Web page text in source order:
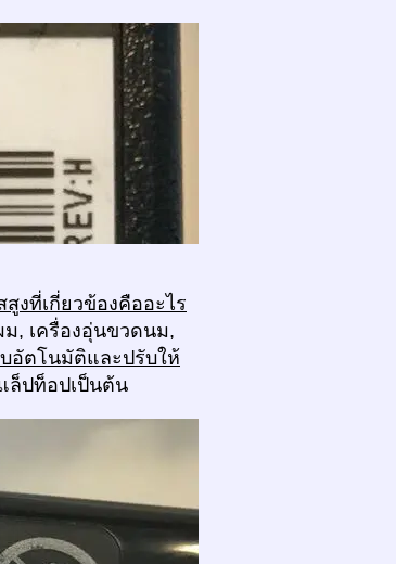
งที่เกี่ยวข้องคืออะไร
ม, เครื่องอุ่นขวดนม,
อัตโนมัติและปรับให้
ล็ปท็อปเป็นต้น